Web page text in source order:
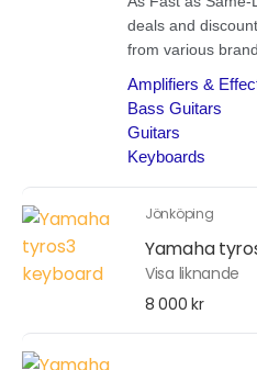
Jönköping
Yamaha
Visa liknande
8 000 kr